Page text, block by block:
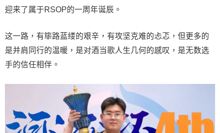
迎来了属于RSOP的一周年诞辰。
这一路，有筚路蓝缕的艰辛，有攻坚克难的忐忑，但更多的
是并肩同行的温暖，是对酒当歌人生几何的感叹，是无数选
手的信任相伴。